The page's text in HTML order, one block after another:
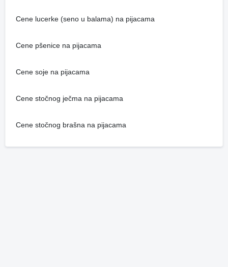
Cene lucerke (seno u balama) na pijacama
Cene pšenice na pijacama
Cene soje na pijacama
Cene stočnog ječma na pijacama
Cene stočnog brašna na pijacama